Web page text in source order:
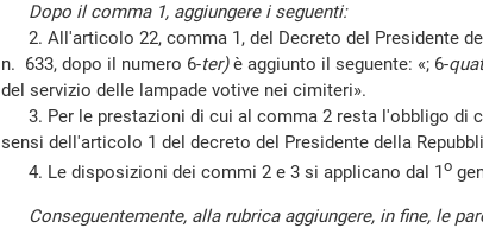
Dopo il comma 1, aggiungere i seguenti:
2. All'articolo 22, comma 1, del Decreto del Presidente
n. 633, dopo il numero 6-ter)è aggiunto il seguente: «; 6-
del servizio delle lampade votive nei cimiteri».
3. Per le prestazioni di cui al comma 2 resta l'obbligo di
sensi dell'articolo 1 del decreto del Presidente della
4. Le disposizioni dei commi 2 e 3 si applicano dal 1o
Conseguentemente, alla rubrica aggiungere, in fine, le